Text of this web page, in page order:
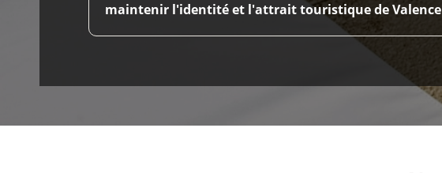
maintenir l'identité et l'attrait touristique de